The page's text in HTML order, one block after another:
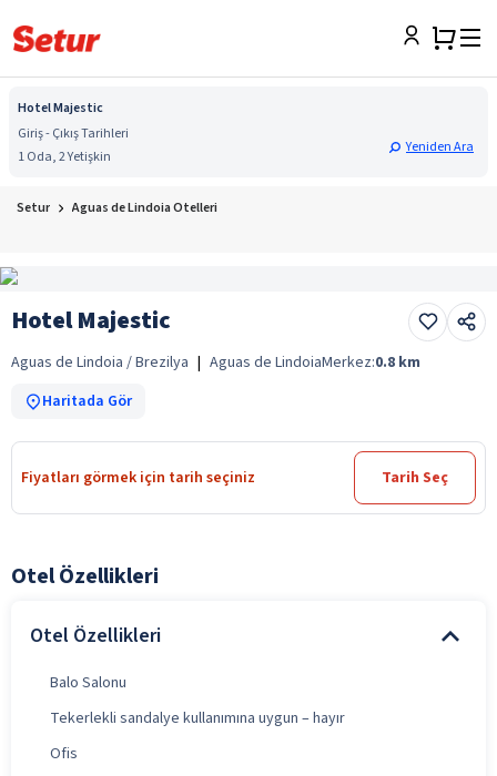
Hotel Majestic
Giriş - Çıkış Tarihleri
1 Oda, 2 Yetişkin
Yeniden Ara
Setur Aguas de Lindoia Otelleri
Hotel Majestic
Aguas de Lindoia / Brezilya | Aguas de LindoiaMerkez:0.8 km
Haritada Gör
Fiyatları görmek için tarih seçiniz Tarih Seç
Otel Özellikleri
Otel Özellikleri
Balo Salonu
Tekerlekli sandalye kullanımına uygun – hayır
Ofis